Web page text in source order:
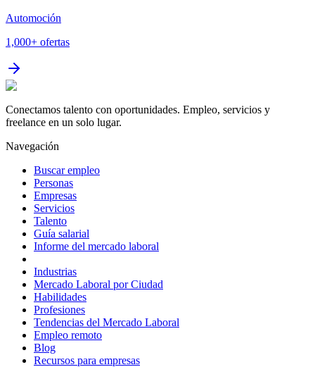
Automoción
1,000+ ofertas
Conectamos talento con oportunidades. Empleo, servicios y
freelance en un solo lugar.
Navegación
Buscar empleo
Personas
Empresas
Servicios
Talento
Guía salarial
Informe del mercado laboral
Industrias
Mercado Laboral por Ciudad
Habilidades
Profesiones
Tendencias del Mercado Laboral
Empleo remoto
Blog
Recursos para empresas